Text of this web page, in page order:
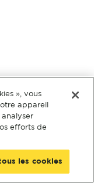
», vous
appareil
efforts de
les cookies